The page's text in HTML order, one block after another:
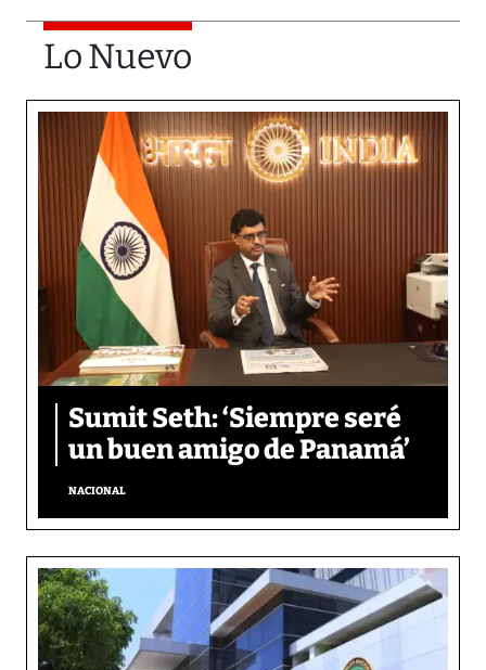
Lo Nuevo
Sumit Seth: ‘Siempre seré
un buen amigo de Panamá’
NACIONAL